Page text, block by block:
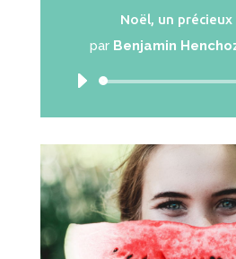
Noël, un précieux
par Benjamin